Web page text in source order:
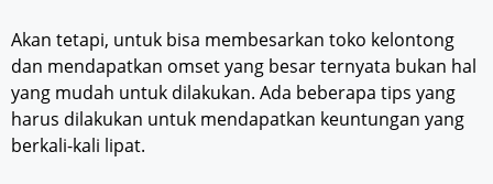
Akan tetapi, untuk bisa membesarkan toko kelontong
dan mendapatkan omset yang besar ternyata bukan hal
yang mudah untuk dilakukan. Ada beberapa tips yang
harus dilakukan untuk mendapatkan keuntungan yang
berkali-kali lipat.